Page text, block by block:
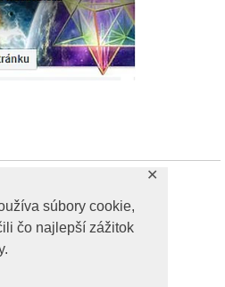
súbory cookie,
čo najlepší zážitok
✕